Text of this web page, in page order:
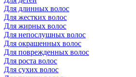
Для длинных волос
Для жестких волос
Для жирных волос
Для непослушных волос
Для окрашенных волос
Для поврежденных волос
Для роста волос
Для сухих волос